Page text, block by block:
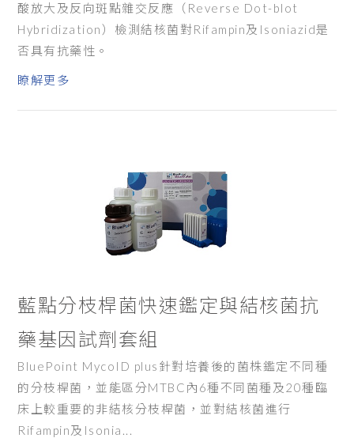
酸放大及反向斑點雜交反應（Reverse Dot-blot
Hybridization）檢測結核菌對Rifampin及Isoniazid是
否具有抗藥性。
瞭解更多
藍點分枝桿菌快速鑑定與結核菌抗
藥基因試劑套組
BluePoint MycoID plus針對培養後的菌株鑑定不同種
的分枝桿菌，並能區分MTBC內6種不同菌種及20種臨
床上較重要的非結核分枝桿菌，並對結核菌進行
Rifampin及Isonia...